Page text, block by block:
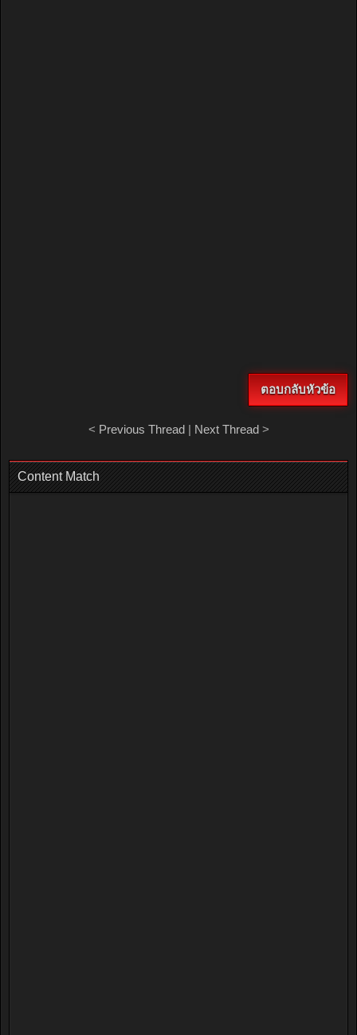
ตอบกลับหัวข้อ
< Previous Thread| Next Thread>
Content Match